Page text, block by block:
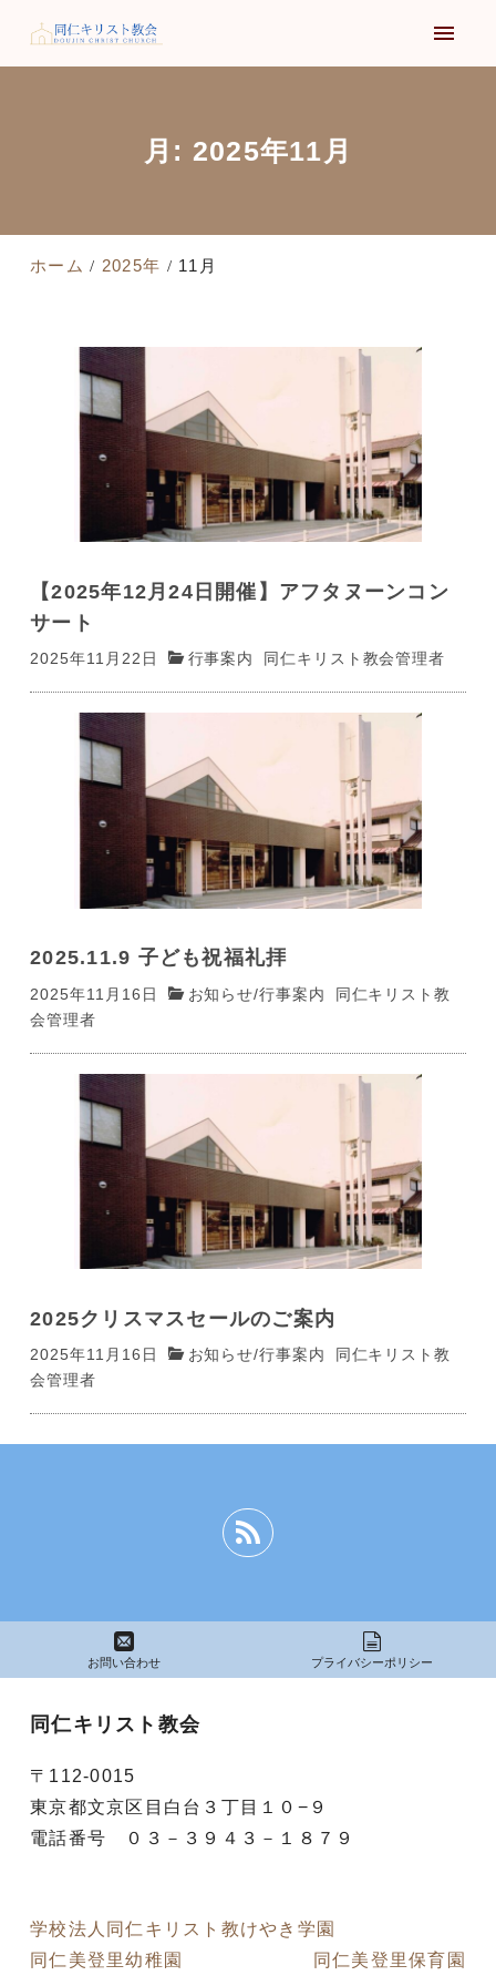
月: 2025年11月
ホーム 2025年 11月
【2025年12月24日開催】アフタヌーンコン
サート
2025年11月22日 行事案内 同仁キリスト教会管理者
2025.11.9 子ども祝福礼拝
2025年11月16日 お知らせ/行事案内
同仁キリスト教
会管理者
2025クリスマスセールのご案内
2025年11月16日 お知らせ/行事案内
同仁キリスト教
会管理者
お問い合わせ プライバシーポリシー
同仁キリスト教会
〒112-0015
東京都文京区目白台３丁目１０−９
電話番号 ０３－３９４３－１８７９
学校法人同仁キリスト教けやき学園
同仁美登里幼稚園
同仁美登里保育園